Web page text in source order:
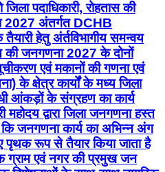
पदाधिकारी, रोहतास की
2027 अंतर्गत DCHB
हेतु अंर्तविभागीय समन्वय
की जनगणना 2027 के दोनों
एवं मकानों की गणना एवं
के क्षेत्र कार्यों के मध्य जिला
आंकड़ों के संग्रहण का कार्य
महोदय द्वारा जिला जनगणना हस्त
जनगणना कार्य का अभिन्न अंग
रूप से तैयार किया जाता है
एवं नगर की प्रमुख जन